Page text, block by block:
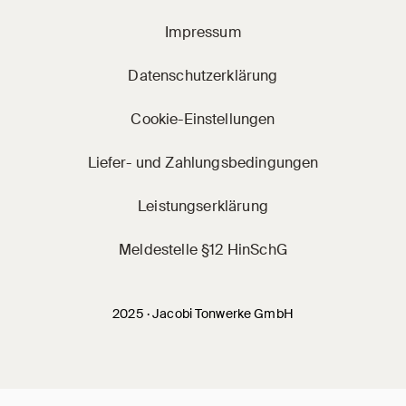
2025 · Jacobi Tonwerke GmbH
Impressum
Datenschutzerklärung
Cookie-Einstellungen
Liefer- und Zahlungsbedingungen
Leistungserklärung
Meldestelle §12 HinSchG